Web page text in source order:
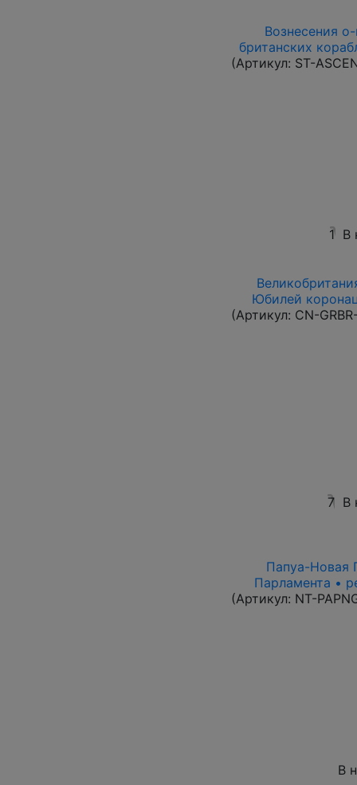
Вознесения
британских
(Артикул: ST-
1 В
Юбилей
(Артикул: CN-
7 В
Папуа-Новая
Парламента •
(Артикул: NT-
В